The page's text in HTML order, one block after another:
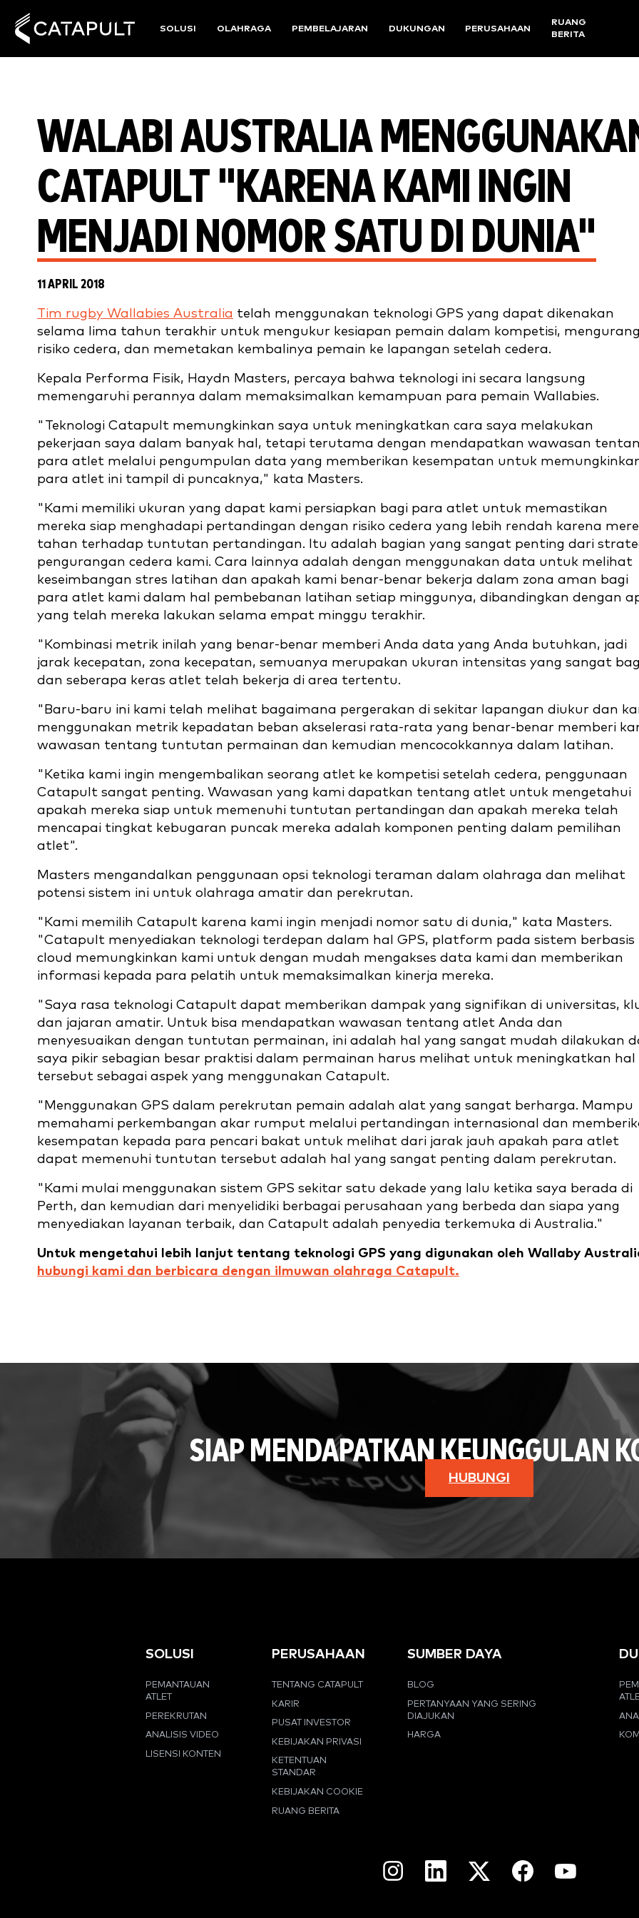
SOLUSI OLAHRAGA PEMBELAJARAN DUKUNGAN PERUSAHAAN
RUANG
BERITA
WALABI AUSTRALIA
CATAPULT "KARENA KAMI INGIN
MENJADI NOMOR SATU DI DUNIA"
11 APRIL 2018
Tim rugby Wallabies Australia telah menggunakan teknologi GPS yang dapat dikenakan
selama lima tahun terakhir untuk mengukur kesiapan pemain dalam kompetisi,
risiko cedera, dan memetakan kembalinya pemain ke lapangan setelah cedera.
Kepala Performa Fisik, Haydn Masters, percaya bahwa teknologi ini secara langsung
memengaruhi perannya dalam memaksimalkan kemampuan para pemain Wallabies.
"Teknologi Catapult memungkinkan saya untuk meningkatkan cara saya melakukan
pekerjaan saya dalam banyak hal, tetapi terutama dengan mendapatkan wawasan
para atlet melalui pengumpulan data yang memberikan kesempatan untuk
para atlet ini tampil di puncaknya," kata Masters.
"Kami memiliki ukuran yang dapat kami persiapkan bagi para atlet untuk memastikan
mereka siap menghadapi pertandingan dengan risiko cedera yang lebih rendah karena
tahan terhadap tuntutan pertandingan. Itu adalah bagian yang sangat penting dari
pengurangan cedera kami. Cara lainnya adalah dengan menggunakan data untuk melihat
keseimbangan stres latihan dan apakah kami benar-benar bekerja dalam zona aman bagi
para atlet kami dalam hal pembebanan latihan setiap minggunya, dibandingkan dengan
yang telah mereka lakukan selama empat minggu terakhir.
"Kombinasi metrik inilah yang benar-benar memberi Anda data yang Anda butuhkan, jadi
jarak kecepatan, zona kecepatan, semuanya merupakan ukuran intensitas yang sangat
dan seberapa keras atlet telah bekerja di area tertentu.
"Baru-baru ini kami telah melihat bagaimana pergerakan di sekitar lapangan diukur dan
menggunakan metrik kepadatan beban akselerasi rata-rata yang benar-benar memberi
wawasan tentang tuntutan permainan dan kemudian mencocokkannya dalam latihan.
"Ketika kami ingin mengembalikan seorang atlet ke kompetisi setelah cedera, penggunaan
Catapult sangat penting. Wawasan yang kami dapatkan tentang atlet untuk mengetahui
apakah mereka siap untuk memenuhi tuntutan pertandingan dan apakah mereka telah
mencapai tingkat kebugaran puncak mereka adalah komponen penting dalam pemilihan
atlet".
Masters mengandalkan penggunaan opsi teknologi teraman dalam olahraga dan melihat
potensi sistem ini untuk olahraga amatir dan perekrutan.
"Kami memilih Catapult karena kami ingin menjadi nomor satu di dunia," kata Masters.
"Catapult menyediakan teknologi terdepan dalam hal GPS, platform pada sistem berbasis
cloud memungkinkan kami untuk dengan mudah mengakses data kami dan memberikan
informasi kepada para pelatih untuk memaksimalkan kinerja mereka.
"Saya rasa teknologi Catapult dapat memberikan dampak yang signifikan di universitas,
dan jajaran amatir. Untuk bisa mendapatkan wawasan tentang atlet Anda dan
menyesuaikan dengan tuntutan permainan, ini adalah hal yang sangat mudah dilakukan
saya pikir sebagian besar praktisi dalam permainan harus melihat untuk meningkatkan hal
tersebut sebagai aspek yang menggunakan Catapult.
"Menggunakan GPS dalam perekrutan pemain adalah alat yang sangat berharga. Mampu
memahami perkembangan akar rumput melalui pertandingan internasional dan
kesempatan kepada para pencari bakat untuk melihat dari jarak jauh apakah para atlet
dapat memenuhi tuntutan tersebut adalah hal yang sangat penting dalam perekrutan.
"Kami mulai menggunakan sistem GPS sekitar satu dekade yang lalu ketika saya berada di
Perth, dan kemudian dari menyelidiki berbagai perusahaan yang berbeda dan siapa yang
menyediakan layanan terbaik, dan Catapult adalah penyedia terkemuka di Australia."
Untuk mengetahui lebih lanjut tentang teknologi GPS yang digunakan oleh Wallaby
hubungi kami dan berbicara dengan ilmuwan olahraga Catapult.
SIAP MENDAPATKAN KEUNGGULAN
HUBUNGI
SOLUSI
PEMANTAUAN
ATLET
PEREKRUTAN
ANALISIS VIDEO
LISENSI KONTEN
PERUSAHAAN
TENTANG CATAPULT
KARIR
PUSAT INVESTOR
KEBIJAKAN PRIVASI
KETENTUAN
STANDAR
KEBIJAKAN COOKIE
RUANG BERITA
SUMBER DAYA
BLOG
PERTANYAAN YANG SERING
DIAJUKAN
HARGA